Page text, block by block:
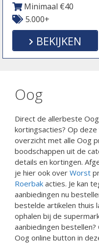
Minimaal €40
5.000+
BEKIJKEN
Oog
Direct de allerbeste
kortingsacties? Op
overzicht met alle Oog
boodschappen uit de
details en kortingen.
je hier ook over Worst
Roerbak acties. Je kan
aanbiedingen nu
bestelde artikelen thuis
ophalen bij de
aanbiedingen
Oog online button in